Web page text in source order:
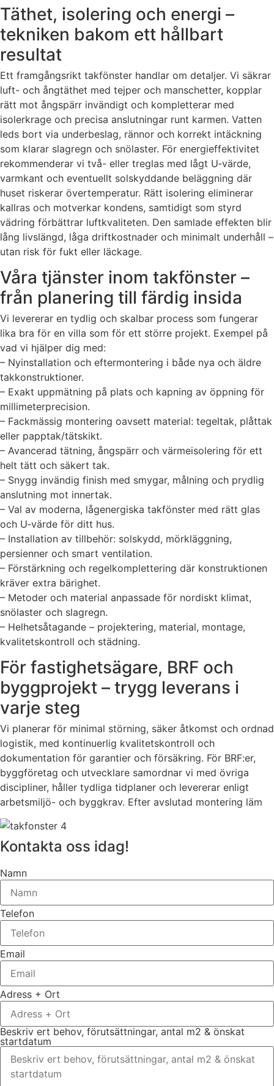
Täthet, isolering och energi –
tekniken bakom ett hållbart
resultat
Ett framgångsrikt takfönster handlar om detaljer. Vi säkrar
luft- och ångtäthet med tejper och manschetter, kopplar
rätt mot ångspärr invändigt och kompletterar med
isolerkrage och precisa anslutningar runt karmen. Vatten
leds bort via underbeslag, rännor och korrekt intäckning
som klarar slagregn och snölaster. För energieffektivitet
rekommenderar vi två- eller treglas med lågt U‑värde,
varmkant och eventuellt solskyddande beläggning där
huset riskerar övertemperatur. Rätt isolering eliminerar
kallras och motverkar kondens, samtidigt som styrd
vädring förbättrar luftkvaliteten. Den samlade effekten blir
lång livslängd, låga driftkostnader och minimalt underhåll –
utan risk för fukt eller läckage.
Våra tjänster inom takfönster –
från planering till färdig insida
Vi levererar en tydlig och skalbar process som fungerar
lika bra för en villa som för ett större projekt. Exempel på
vad vi hjälper dig med:
– Nyinstallation och eftermontering i både nya och äldre
takkonstruktioner.
– Exakt uppmätning på plats och kapning av öppning för
millimeterprecision.
– Fackmässig montering oavsett material: tegeltak, plåttak
eller papptak/tätskikt.
– Avancerad tätning, ångspärr och värmeisolering för ett
helt tätt och säkert tak.
– Snygg invändig finish med smygar, målning och prydlig
anslutning mot innertak.
– Val av moderna, lågenergiska takfönster med rätt glas
och U‑värde för ditt hus.
– Installation av tillbehör: solskydd, mörkläggning,
persienner och smart ventilation.
– Förstärkning och regelkomplettering där konstruktionen
kräver extra bärighet.
– Metoder och material anpassade för nordiskt klimat,
snölaster och slagregn.
– Helhetsåtagande – projektering, material, montage,
kvalitetskontroll och städning.
För fastighetsägare, BRF och
byggprojekt – trygg leverans i
varje steg
Vi planerar för minimal störning, säker åtkomst och ordnad
logistik, med kontinuerlig kvalitetskontroll och
dokumentation för garantier och försäkring. För BRF:er,
byggföretag och utvecklare samordnar vi med övriga
discipliner, håller tydliga tidplaner och levererar enligt
arbetsmiljö- och byggkrav. Efter avslutad montering läm
Kontakta oss idag!
Namn
Telefon
Email
Adress + Ort
Beskriv ert behov, förutsättningar, antal m2 & önskat
startdatum